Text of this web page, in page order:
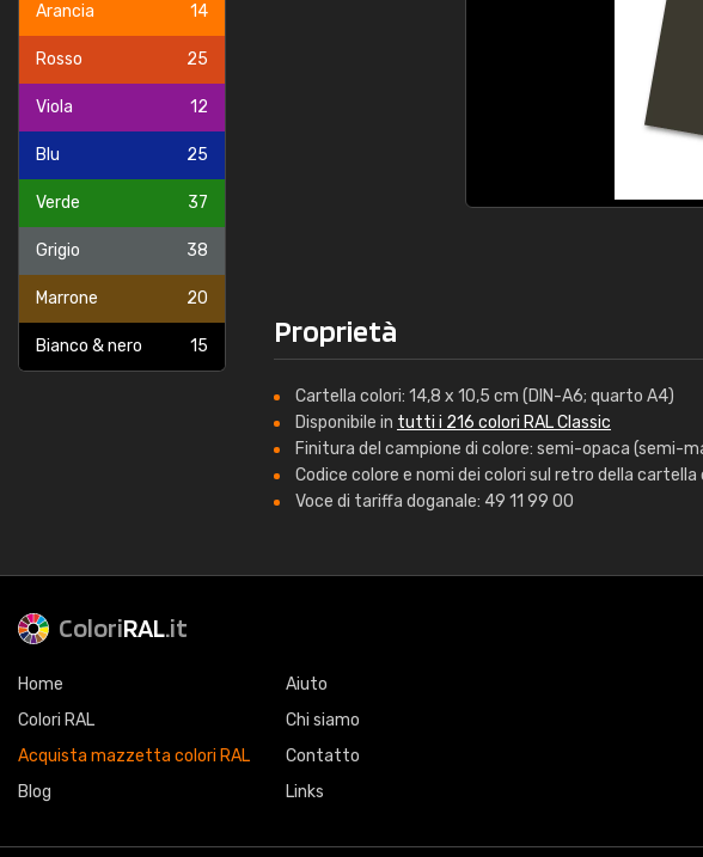
Arancia 14
Rosso 25
Viola 12
Blu 25
Verde 37
Grigio 38
Marrone 20
Bianco & nero 15 Proprietà
Cartella colori: 14,8 x 10,5 cm (DIN-A6; quarto A4)
Disponibile in tutti i 216 colori RAL Classic
Finitura del campione di colore: semi-opaca (semi-
Codice colore e nomi dei colori sul retro della cartella
Voce di tariffa doganale: 49 11 99 00
ColoriRAL.it
Home
Colori RAL
Acquista mazzetta colori RAL
Blog
Aiuto
Chi siamo
Contatto
Links